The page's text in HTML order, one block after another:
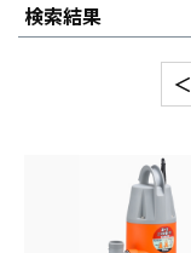
検索結果
＜